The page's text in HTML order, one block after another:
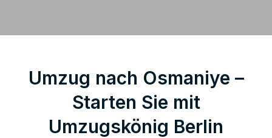
Umzug nach Osmaniye –
Starten Sie mit
Umzugskönig Berlin